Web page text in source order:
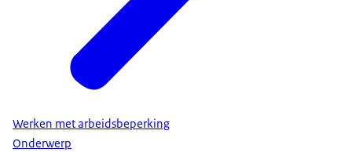
Werken met arbeidsbeperking
Onderwerp